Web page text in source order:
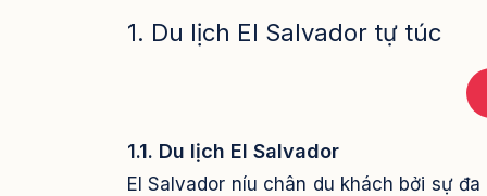
1. Du lịch El Salvador tự túc
1.1. Du lịch El Salvador
El Salvador níu chân du khách bởi sự